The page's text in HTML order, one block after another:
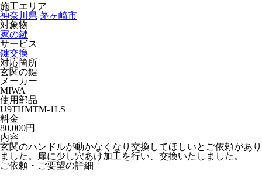
施工エリア
神奈川県 茅ヶ崎市
対象物
家の鍵
サービス
鍵交換
対応箇所
玄関の鍵
メーカー
MIWA
使用部品
U9THMTM-1LS
料金
80,000円
内容
玄関のハンドルが動かなくなり交換してほしいとご依頼があり
ました。扉に少し穴あけ加工を行い、交換いたしました。
ご依頼・ご要望の詳細